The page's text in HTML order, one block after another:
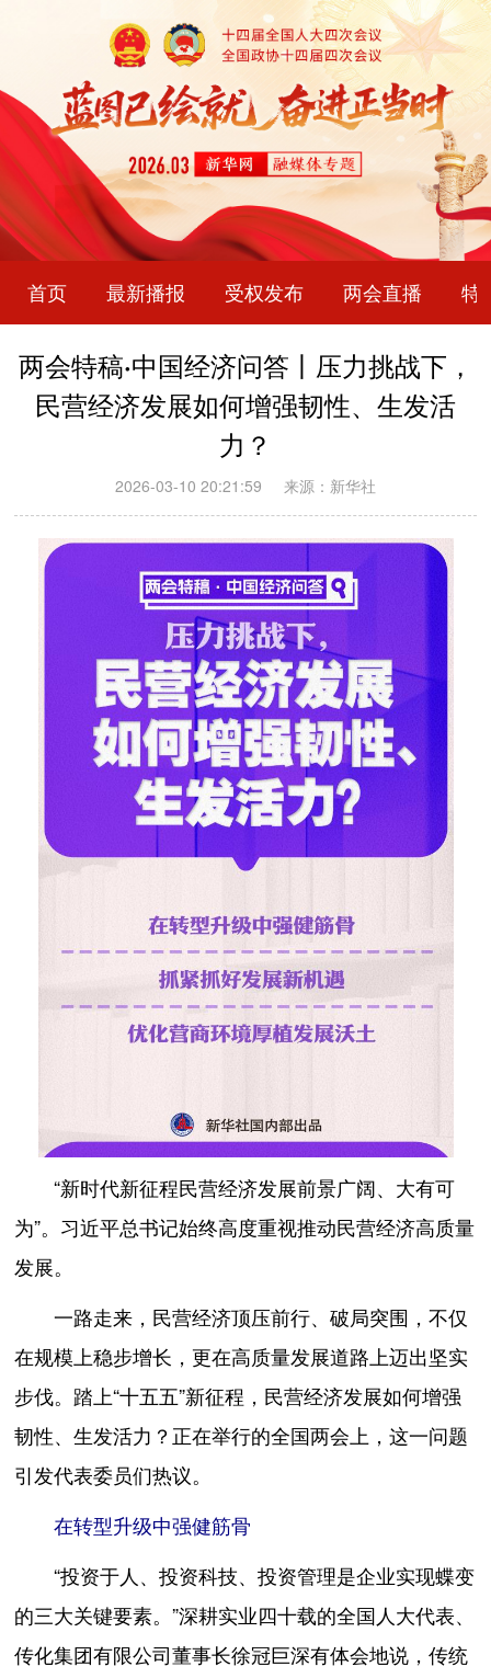
首页 最新播报 受权发布 两会直播 特
两会特稿·中国经济问答丨压力挑战下，
民营经济发展如何增强韧性、生发活
力？
2026-03-10 20:21:59 来源：新华社
“新时代新征程民营经济发展前景广阔、大有可
为”。习近平总书记始终高度重视推动民营经济高质量
发展。
一路走来，民营经济顶压前行、破局突围，不仅
在规模上稳步增长，更在高质量发展道路上迈出坚实
步伐。踏上“十五五”新征程，民营经济发展如何增强
韧性、生发活力？正在举行的全国两会上，这一问题
引发代表委员们热议。
在转型升级中强健筋骨
“投资于人、投资科技、投资管理是企业实现蝶变
的三大关键要素。”深耕实业四十载的全国人大代表、
传化集团有限公司董事长徐冠巨深有体会地说，传统